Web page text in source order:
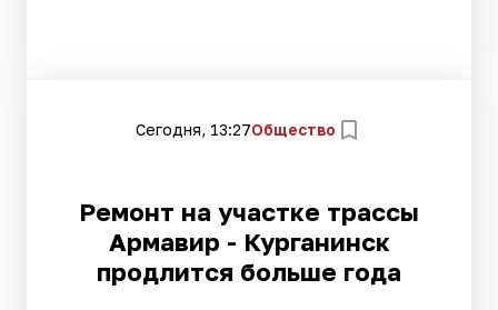
Сегодня, 13:27Общество
Ремонт на участке трассы
Армавир - Курганинск
продлится больше года